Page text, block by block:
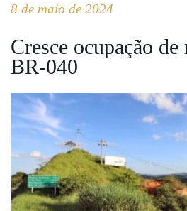
8 de maio de 2024
Cresce ocupação de
BR-040